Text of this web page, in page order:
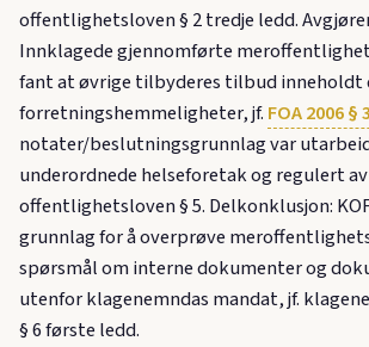
offentlighetsloven § 2 tredje ledd.
Innklagede gjennomførte
fant at øvrige tilbyderes tilbud inneholdt
forretningshemmeligheter, jf. FOA 2006 §
notater/beslutningsgrunnlag var
underordnede helseforetak og regulert av
offentlighetsloven § 5. Delkonklusjon:
grunnlag for å overprøve
spørsmål om interne dokumenter og
utenfor klagenemndas mandat, jf.
§ 6 første ledd.